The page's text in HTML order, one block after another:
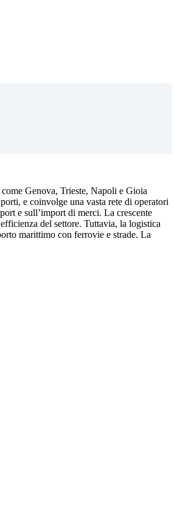
Genova, Trieste, Napoli e Gioia
e coinvolge una vasta rete di operatori
e sull’import di merci. La crescente
del settore. Tuttavia, la logistica
marittimo con ferrovie e strade. La